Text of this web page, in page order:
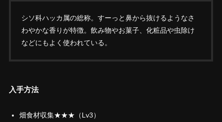
シソ科ハッカ属の総称。すーっと鼻から抜けるようなさ
わやかな香りが特徴。飲み物やお菓子、化粧品や虫除け
などにもよく使われている。
入手方法
畑食材収集★★★（Lv3）